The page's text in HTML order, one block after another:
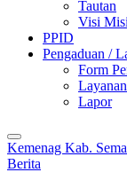
Tautan
Visi Misi
PPID
Pengaduan /
Form
Lapor
Kemenag Kab.
Berita